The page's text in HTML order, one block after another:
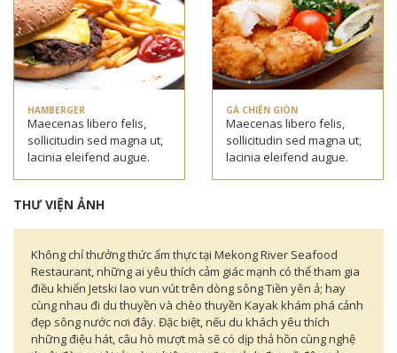
HAMBERGER
Maecenas libero felis,
sollicitudin sed magna ut,
lacinia eleifend augue.
GÀ CHIÊN GIÒN
Maecenas libero felis,
sollicitudin sed magna ut,
lacinia eleifend augue.
THƯ VIỆN ẢNH
Không chỉ thưởng thức ẩm thực tại Mekong River Seafood
Restaurant, những ai yêu thích cảm giác mạnh có thể tham gia
điều khiển Jetski lao vun vút trên dòng sông Tiền yên ả; hay
cùng nhau đi du thuyền và chèo thuyền Kayak khám phá cảnh
đẹp sông nước nơi đây. Đặc biệt, nếu du khách yêu thích
những điệu hát, câu hò mượt mà sẽ có dịp thả hồn cùng nghệ